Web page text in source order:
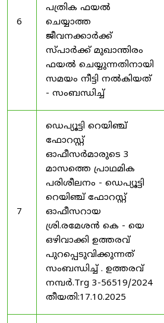
6
പത്രിക ഫയൽ
ചെയ്യാത്ത
ജീവനക്കാർക്ക്
സ്പാർക്ക് മുഖാന്തിരം
ഫയൽ ചെയ്യുന്നതിനായി
സമയം നീട്ടി നൽകിയത്
- സംബന്ധിച്ച്
7
ഡെപ്യൂട്ടി റെയിഞ്ച്
ഫോറസ്റ്റ്
ഓഫീസർമാരുടെ 3
മാസത്തെ പ്രാഥമിക
പരിശീലനം - ഡെപ്യൂട്ടി
റെയിഞ്ച് ഫോറസ്റ്റ്
ഓഫീസറായ
ശ്രി.രമേശൻ കെ - യെ
ഒഴിവാക്കി ഉത്തരവ്
പുറപ്പെടുവിക്കുന്നത്
സംബന്ധിച്ച് . ഉത്തരവ്
നമ്പർ.Trg 3-56519/2024
തീയതി:17.10.2025